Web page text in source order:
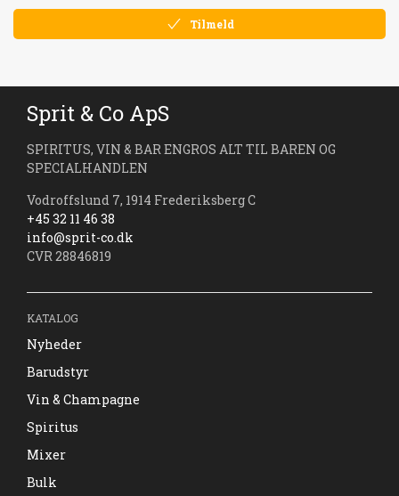
Tilmeld
Sprit & Co ApS
SPIRITUS, VIN & BAR ENGROS ALT TIL BAREN OG
SPECIALHANDLEN
Vodroffslund 7, 1914 Frederiksberg C
+45 32 11 46 38
info@sprit-co.dk
CVR 28846819
KATALOG
Nyheder
Barudstyr
Vin & Champagne
Spiritus
Mixer
Bulk